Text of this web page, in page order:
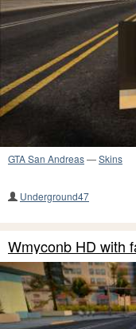
GTA San Andreas—Skins
Underground47
Wmyconb HD with